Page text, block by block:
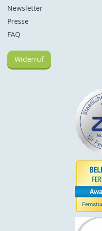
Newsletter
Presse
FAQ
Widerruf